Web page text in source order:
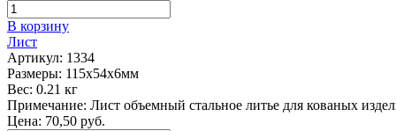
В корзину
Лист
Артикул: 1334
Размеры: 115х54х6мм
Вес: 0.21 кг
Примечание: Лист объемный стальное литье для кованых
Цена: 70,50 руб.